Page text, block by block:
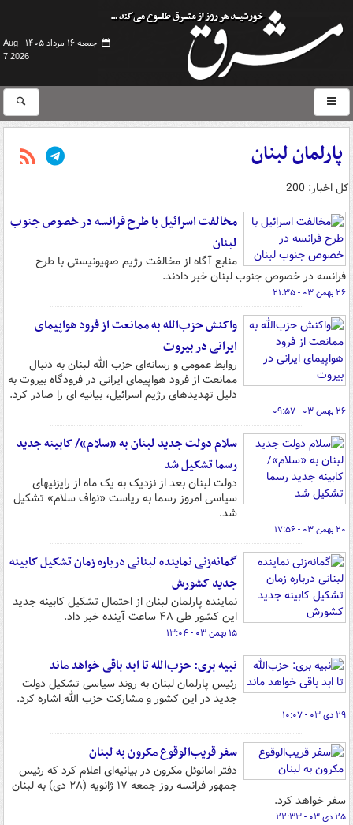
جمعه ۱۶ مرداد ۱۴۰۵ -
Aug
7 2026
پارلمان لبنان
کل اخبار: 200
مخالفت اسرائیل با طرح فرانسه در خصوص جنوب
لبنان
منابع آگاه از مخالفت رژیم صهیونیستی با طرح
فرانسه در خصوص جنوب لبنان خبر دادند.
۲۶ بهمن ۰۳ - ۲۱:۳۵
واکنش حزب‌الله به ممانعت از فرود هواپیمای
ایرانی در بیروت
روابط عمومی و رسانه‌ای حزب الله لبنان به دنبال
ممانعت از فرود هواپیمای ایرانی در فرودگاه بیروت به
دلیل تهدیدهای رژیم اسرائیل، بیانیه ای را صادر کرد.
۲۶ بهمن ۰۳ - ۰۹:۵۷
سلام دولت جدید لبنان به «سلام»/ کابینه جدید
رسما تشکیل شد
دولت لبنان بعد از نزدیک به یک ماه از رایزنیهای
سیاسی امروز رسما به ریاست «نواف سلام» تشکیل
شد.
۲۰ بهمن ۰۳ - ۱۷:۵۶
گمانه‌زنی نماینده لبنانی درباره زمان تشکیل کابینه
جدید کشورش
نماینده پارلمان لبنان از احتمال تشکیل کابینه جدید
این کشور طی ۴۸ ساعت آینده خبر داد.
۱۵ بهمن ۰۳ - ۱۳:۰۴
نبیه بری: حزب‌الله تا ابد باقی خواهد ماند
رئیس پارلمان لبنان به روند سیاسی تشکیل دولت
جدید در این کشور و مشارکت حزب الله اشاره کرد.
۲۹ دی ۰۳ - ۱۰:۰۷
سفر قریب‌الوقوع مکرون به لبنان
دفتر امانوئل مکرون در بیانیه‌ای اعلام کرد که رئیس
جمهور فرانسه روز جمعه ۱۷ ژانویه (۲۸ دی) به لبنان
سفر خواهد کرد.
۲۵ دی ۰۳ - ۲۲:۳۳